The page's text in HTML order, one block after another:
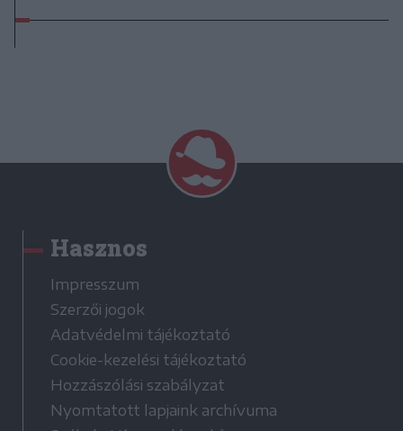
Hasznos
Impresszum
Szerzői jogok
Adatvédelmi tájékoztató
Cookie-kezelési tájékoztató
Hozzászólási szabályzat
Nyomtatott lapjaink archívuma